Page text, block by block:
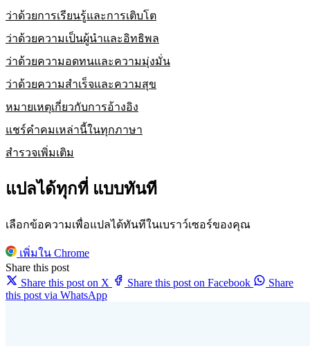
ว่าด้วยการเรียนรู้และการเติบโต
ว่าด้วยความเป็นผู้นำและอิทธิพล
ว่าด้วยความอดทนและความมุ่งมั่น
ว่าด้วยความสำเร็จและความสุข
หมายเหตุเกี่ยวกับการอ้างอิง
แชร์คำคมเหล่านี้ในทุกภาษา
สำรวจเพิ่มเติม
แปลได้ทุกที่ แบบทันที
เลือกข้อความเพื่อแปลได้ทันทีในเบราว์เซอร์ของคุณ
เพิ่มใน Chrome
Share this post
Share this post on X
Share this post on Facebook
Share
this post via WhatsApp